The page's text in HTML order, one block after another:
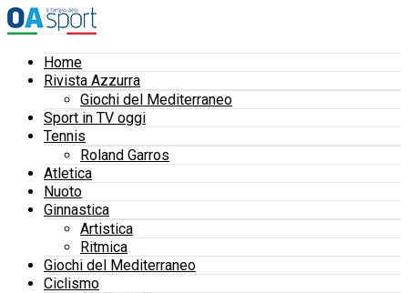
Home
Rivista Azzurra
Giochi del Mediterraneo
Sport in TV oggi
Tennis
Roland Garros
Atletica
Nuoto
Ginnastica
Artistica
Ritmica
Giochi del Mediterraneo
Ciclismo